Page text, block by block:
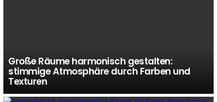
Große Räume harmonisch gestalten:
stimmige Atmosphäre durch Farben und
Texturen